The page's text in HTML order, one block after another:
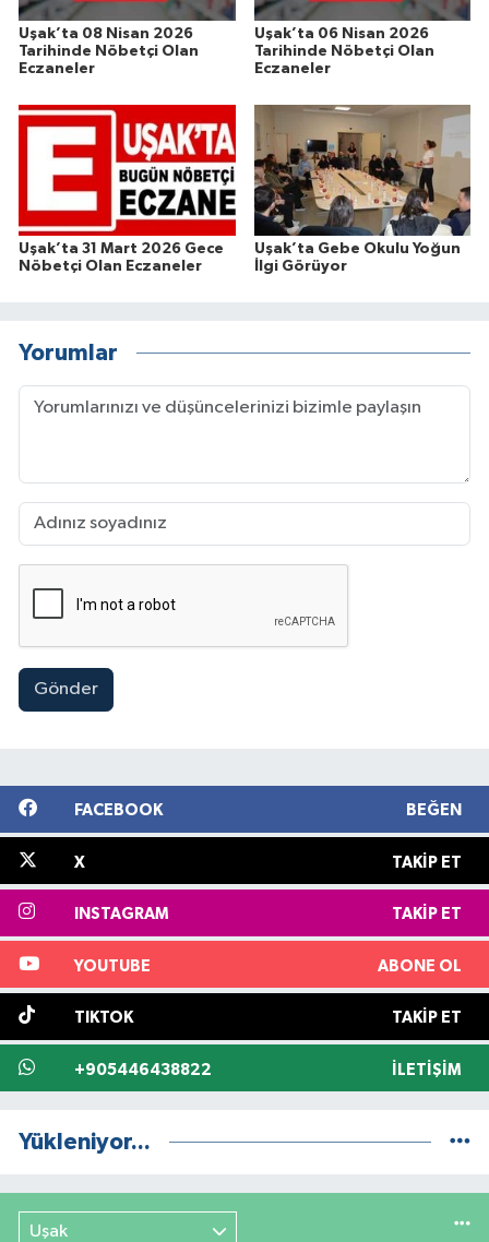
Uşak’ta 08 Nisan 2026
Tarihinde Nöbetçi Olan
Eczaneler
Uşak’ta 06 Nisan 2026
Tarihinde Nöbetçi Olan
Eczaneler
Uşak’ta 31 Mart 2026 Gece
Nöbetçi Olan Eczaneler
Uşak’ta Gebe Okulu Yoğun
İlgi Görüyor
Yorumlar
Gönder
FACEBOOK BEĞEN
X TAKIP ET
INSTAGRAM TAKIP ET
YOUTUBE ABONE OL
TIKTOK TAKIP ET
+905446438822 İLETIŞIM
Yükleniyor...
Uşak